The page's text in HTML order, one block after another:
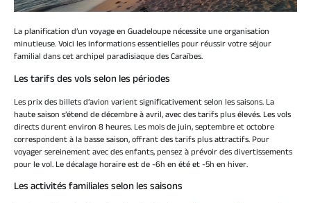
La planification d’un voyage en Guadeloupe nécessite une organisation
minutieuse. Voici les informations essentielles pour réussir votre séjour
familial dans cet archipel paradisiaque des Caraïbes.
Les tarifs des vols selon les périodes
Les prix des billets d’avion varient significativement selon les saisons. La
haute saison s’étend de décembre à avril, avec des tarifs plus élevés. Les vols
directs durent environ 8 heures. Les mois de juin, septembre et octobre
correspondent à la basse saison, offrant des tarifs plus attractifs. Pour
voyager sereinement avec des enfants, pensez à prévoir des divertissements
pour le vol. Le décalage horaire est de -6h en été et -5h en hiver.
Les activités familiales selon les saisons